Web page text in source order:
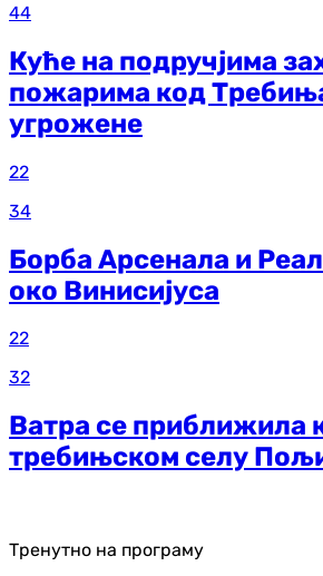
44
Куће на подручјима
пожарима код
угрожене
22
34
Борба Арсенала и
око Винисијуса
22
32
Ватра се приближила
требињском селу
Тренутно на програму